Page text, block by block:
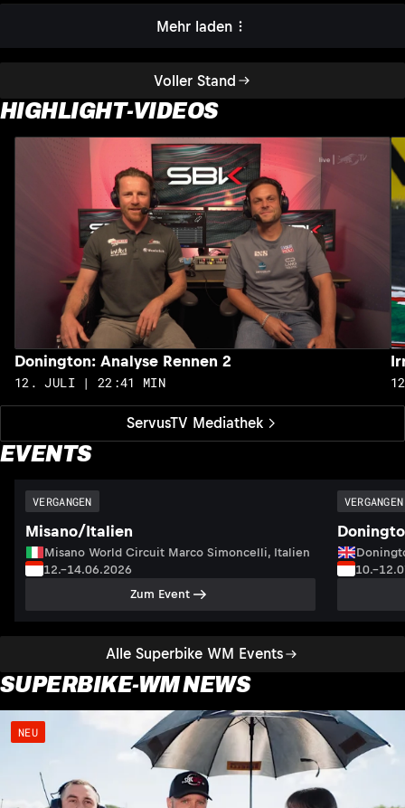
Voller Stand
Mehr laden
HIGHLIGHT-VIDEOS
ServusTV Mediathek
Donington: Analyse Rennen 2
12. JULI | 22:41 MIN
EVENTS
Alle Superbike WM Events
VERGANGEN
Misano/Italien
Misano World Circuit Marco Simoncelli, Italien
12.–14.06.2026
Zum Event
VERGANGEN
SUPERBIKE-WM NEWS
NEU